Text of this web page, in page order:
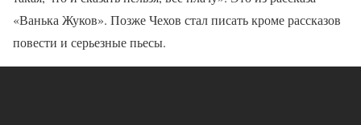
«Ванька Жуков». Позже Чехов стал писать кроме рассказов
повести и серьезные пьесы.